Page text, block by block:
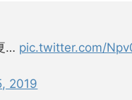
… pic.twitter.com/
2019